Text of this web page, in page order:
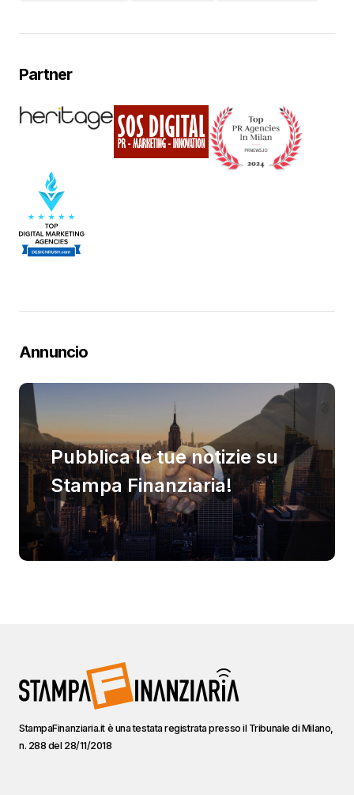
Partner
Annuncio
Pubblica le tue notizie su
Stampa Finanziaria!
StampaFinanziaria.it è una testata registrata presso il Tribunale di Milano,
n. 288 del 28/11/2018